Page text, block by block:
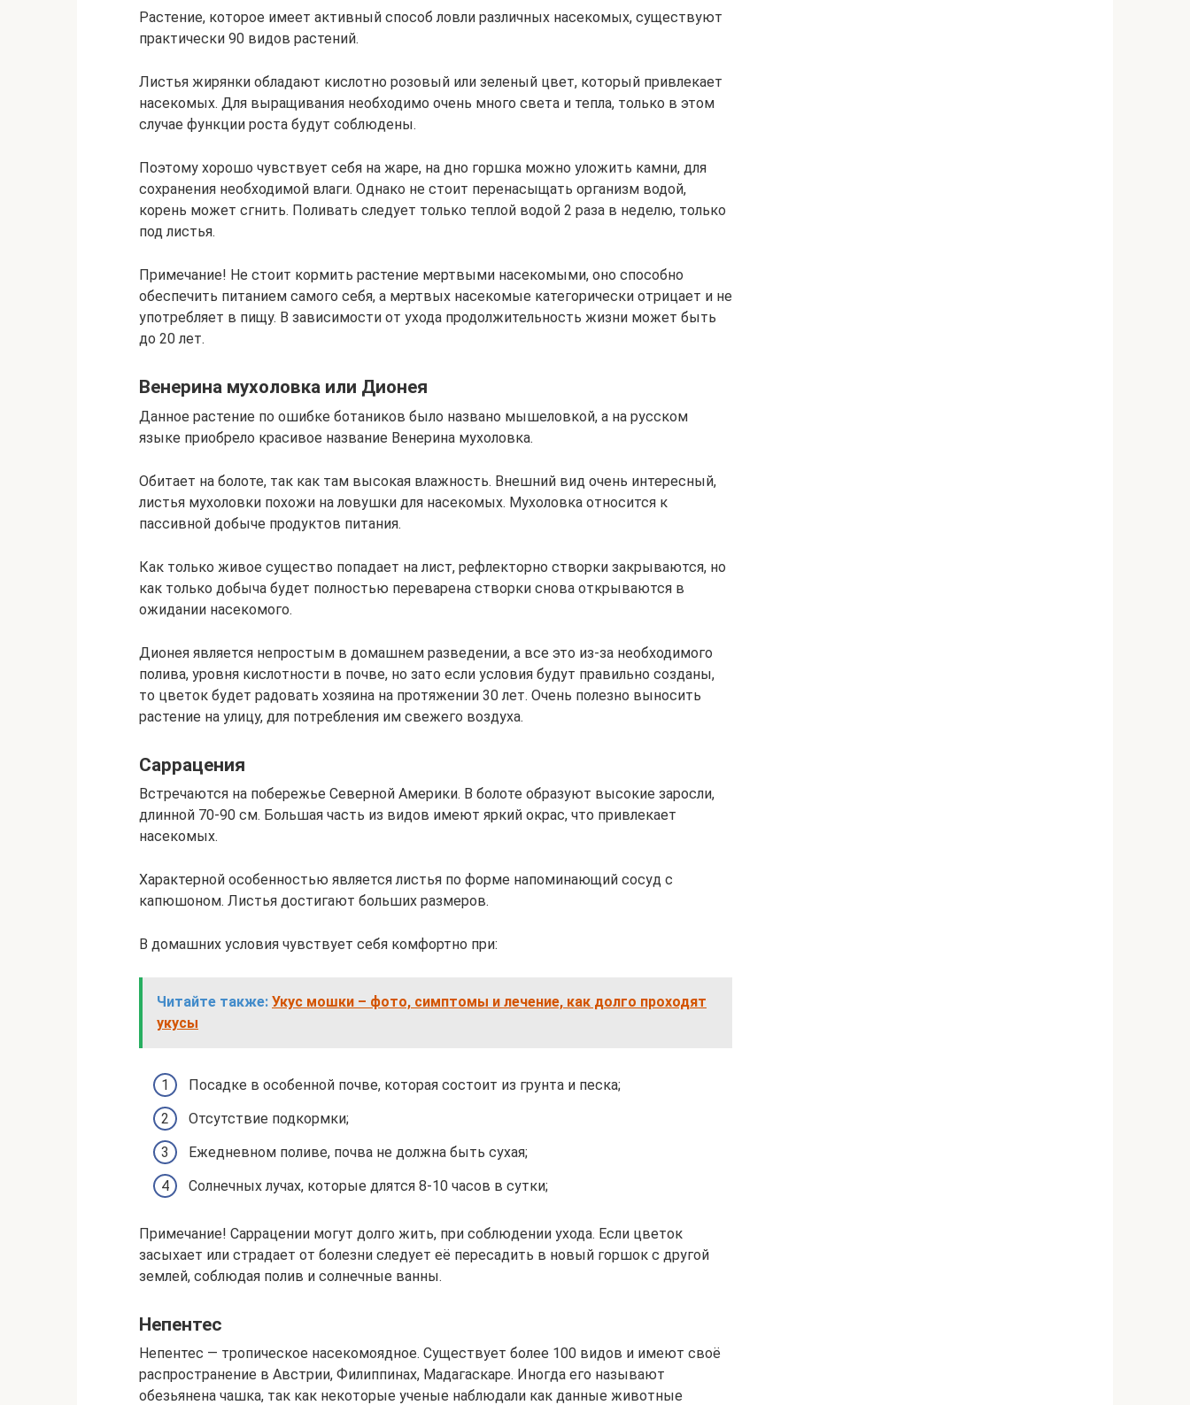
Растение, которое имеет активный способ ловли различных насекомых, существуют
практически 90 видов растений.
Листья жирянки обладают кислотно розовый или зеленый цвет, который привлекает
насекомых. Для выращивания необходимо очень много света и тепла, только в этом
случае функции роста будут соблюдены.
Поэтому хорошо чувствует себя на жаре, на дно горшка можно уложить камни, для
сохранения необходимой влаги. Однако не стоит перенасыщать организм водой,
корень может сгнить. Поливать следует только теплой водой 2 раза в неделю, только
под листья.
Примечание! Не стоит кормить растение мертвыми насекомыми, оно способно
обеспечить питанием самого себя, а мертвых насекомые категорически отрицает и не
употребляет в пищу. В зависимости от ухода продолжительность жизни может быть
до 20 лет.
Венерина мухоловка или Дионея
Данное растение по ошибке ботаников было названо мышеловкой, а на русском
языке приобрело красивое название Венерина мухоловка.
Обитает на болоте, так как там высокая влажность. Внешний вид очень интересный,
листья мухоловки похожи на ловушки для насекомых. Мухоловка относится к
пассивной добыче продуктов питания.
Как только живое существо попадает на лист, рефлекторно створки закрываются, но
как только добыча будет полностью переварена створки снова открываются в
ожидании насекомого.
Дионея является непростым в домашнем разведении, а все это из-за необходимого
полива, уровня кислотности в почве, но зато если условия будут правильно созданы,
то цветок будет радовать хозяина на протяжении 30 лет. Очень полезно выносить
растение на улицу, для потребления им свежего воздуха.
Саррацения
Встречаются на побережье Северной Америки. В болоте образуют высокие заросли,
длинной 70-90 см. Большая часть из видов имеют яркий окрас, что привлекает
насекомых.
Характерной особенностью является листья по форме напоминающий сосуд с
капюшоном. Листья достигают больших размеров.
В домашних условия чувствует себя комфортно при:
Читайте также: Укус мошки – фото, симптомы и лечение, как долго проходят
укусы
Посадке в особенной почве, которая состоит из грунта и песка;
Отсутствие подкормки;
Ежедневном поливе, почва не должна быть сухая;
Солнечных лучах, которые длятся 8-10 часов в сутки;
Примечание! Саррацении могут долго жить, при соблюдении ухода. Если цветок
засыхает или страдает от болезни следует её пересадить в новый горшок с другой
землей, соблюдая полив и солнечные ванны.
Непентес
Непентес — тропическое насекомоядное. Существует более 100 видов и имеют своё
распространение в Австрии, Филиппинах, Мадагаскаре. Иногда его называют
обезьянена чашка, так как некоторые ученые наблюдали как данные животные